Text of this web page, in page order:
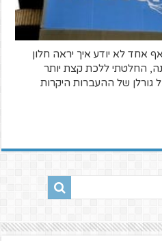
אחד לא יודע איך יראה חלון
החלטתי ללכת קצת יותר
לאחור אל קיץ 2009 ואל גורלן של ההעברות היקרות